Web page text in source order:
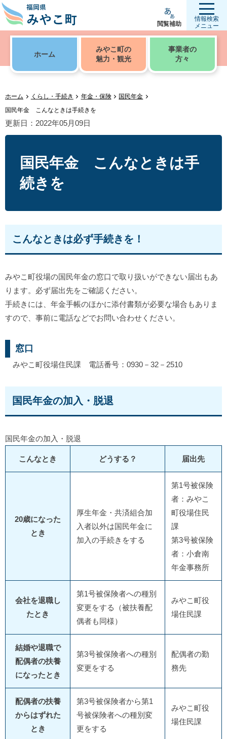
閲覧補助
情報検索
メニュー
ホーム
みやこ町の
魅力・観光
事業者の
方々
ホーム くらし・手続き 年金・保険
国民年金
国民年金 こんなときは手続きを
更新日：2022年05月09日
国民年金 こんなときは手
続きを
こんなときは必ず手続きを！
みやこ町役場の国民年金の窓口で取り扱いができない届出もあ
ります。必ず届出先をご確認ください。
手続きには、年金手帳のほかに添付書類が必要な場合もありま
すので、事前に電話などでお問い合わせください。
窓口
みやこ町役場住民課 電話番号：0930－32－2510
国民年金の加入・脱退
国民年金の加入・脱退
こんなとき どうする？ 届出先
20歳になった
とき
厚生年金・共済組合加
入者以外は国民年金に
加入の手続きをする
第1号被保険
者：みやこ
町役場住民
課
第3号被保険
者：小倉南
年金事務所
会社を退職し
たとき
第1号被保険者への種別
変更をする（被扶養配
偶者も同様）
みやこ町役
場住民課
結婚や退職で
配偶者の扶養
になったとき
第3号被保険者への種別
変更をする
配偶者の勤
務先
配偶者の扶養
からはずれた
とき
第3号被保険者から第1
号被保険者への種別変
更をする
みやこ町役
場住民課